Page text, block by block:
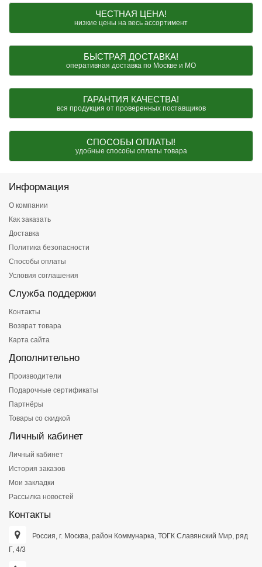
ЧЕСТНАЯ ЦЕНА!
низкие цены на весь ассортимент
БЫСТРАЯ ДОСТАВКА!
оперативная доставка по Москве и МО
ГАРАНТИЯ КАЧЕСТВА!
вся продукция от проверенных поставщиков
СПОСОБЫ ОПЛАТЫ!
удобные способы оплаты товара
Информация
О компании
Как заказать
Доставка
Политика безопасности
Способы оплаты
Условия соглашения
Служба поддержки
Контакты
Возврат товара
Карта сайта
Дополнительно
Производители
Подарочные сертификаты
Партнёры
Товары со скидкой
Личный кабинет
Личный кабинет
История заказов
Мои закладки
Рассылка новостей
Контакты
Россия, г. Москва, район Коммунарка, ТОГК Славянский Мир, ряд
Г, 4/3